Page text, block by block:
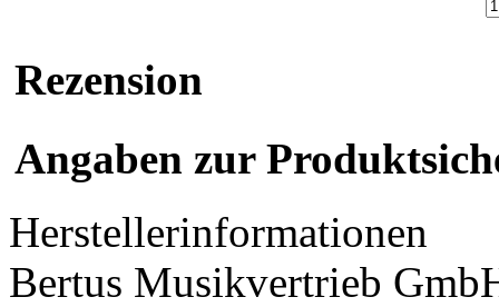
Rezension
Angaben zur
Herstellerinformationen
Bertus Musikvertrieb